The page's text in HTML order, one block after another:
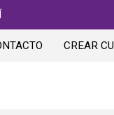
CREAR